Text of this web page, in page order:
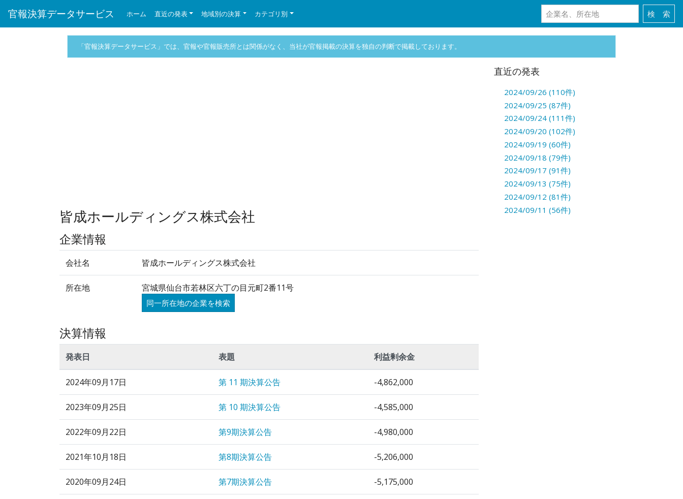
官報決算データサービス ホーム 直近の発表 地域別の決算 カテゴリ別
「官報決算データサービス」では、官報や官報販売所とは関係がなく、当社が官報掲載の決算を独自の判断で掲載しております。
皆成ホールディングス株式会社
企業情報
会社名 皆成ホールディングス株式会社
所在地 宮城県仙台市若林区六丁の目元町2番11号
同一所在地の企業を検索
決算情報
発表日 表題 利益剰余金
2024年09月17日 第 11 期決算公告 -4,862,000
2023年09月25日 第 10 期決算公告 -4,585,000
2022年09月22日 第9期決算公告 -4,980,000
2021年10月18日 第8期決算公告 -5,206,000
2020年09月24日 第7期決算公告 -5,175,000
直近の発表
2024/09/26 (110件)
2024/09/25 (87件)
2024/09/24 (111件)
2024/09/20 (102件)
2024/09/19 (60件)
2024/09/18 (79件)
2024/09/17 (91件)
2024/09/13 (75件)
2024/09/12 (81件)
2024/09/11 (56件)